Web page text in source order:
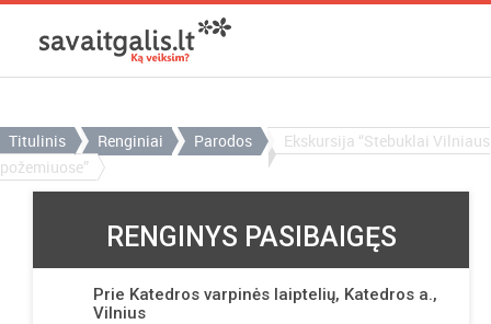
Titulinis Renginiai Parodos
Ekskursija “Stebuklai Vilniaus
požemiuose”
RENGINYS PASIBAIGĘS
Prie Katedros varpinės laiptelių, Katedros a.,
Vilnius